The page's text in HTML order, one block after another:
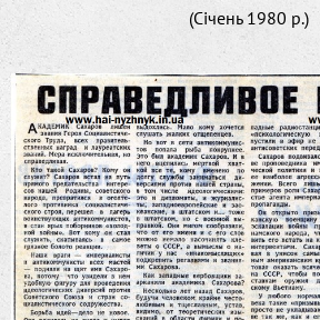
(Січень 1980 р.)